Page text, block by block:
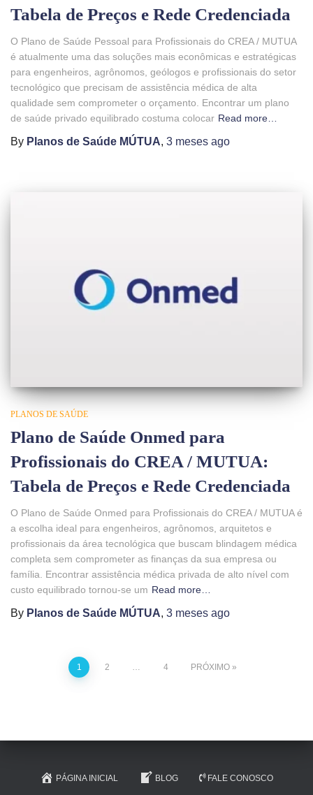
Tabela de Preços e Rede Credenciada
O Plano de Saúde Pessoal para Profissionais do CREA / MUTUA
é atualmente uma das soluções mais econômicas e estratégicas
para engenheiros, agrônomos, geólogos e profissionais do setor
tecnológico que precisam de assistência médica de alta
qualidade sem comprometer o orçamento. Encontrar um plano
de saúde privado equilibrado costuma colocar Read more…
By Planos de Saúde MÚTUA, 3 meses ago
PLANOS DE SAÚDE
Plano de Saúde Onmed para
Profissionais do CREA / MUTUA:
Tabela de Preços e Rede Credenciada
O Plano de Saúde Onmed para Profissionais do CREA / MUTUA é
a escolha ideal para engenheiros, agrônomos, arquitetos e
profissionais da área tecnológica que buscam blindagem médica
completa sem comprometer as finanças da sua empresa ou
família. Encontrar assistência médica privada de alto nível com
custo equilibrado tornou-se um Read more…
By Planos de Saúde MÚTUA, 3 meses ago
1 2 4 PRÓXIMO
PÁGINA INICIAL BLOG FALE CONOSCO